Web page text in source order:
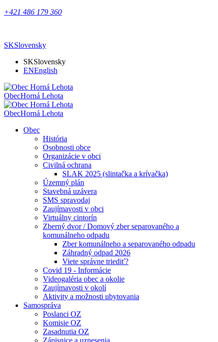
+421 486 179 360
SKSlovensky
SKSlovensky
ENEnglish
ObecHorná Lehota
ObecHorná Lehota
Obec
História
Osobnosti obce
Organizácie v obci
Civilná ochrana
SLAK 2025 (slintačka a krívačka)
Územný plán
Stavebná uzávera
SMS spravodaj
Zaujímavosti v obci
Virtuálny cintorín
Zberný dvor / Domový zber separovaného a
komunálneho odpadu
Zber komunálneho a separovaného odpadu
Záhradný odpad 2026
Viete správne triediť?
Covid 19 - Informácie
Videogaléria obec a okolie
Zaujímavosti v okolí
Aktivity a možnosti ubytovania
Samospráva
Poslanci OZ
Komisie OZ
Zasadnutia OZ
Zápisnice a uznesenia